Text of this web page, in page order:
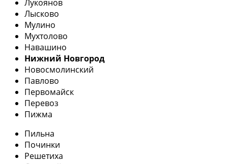
Лукоянов
Лысково
Мулино
Мухтолово
Навашино
Нижний Новгород
Новосмолинский
Павлово
Первомайск
Перевоз
Пижма
Пильна
Починки
Решетиха